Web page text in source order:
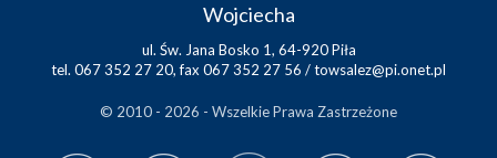
Wojciecha
ul. Św. Jana Bosko 1, 64-920 Piła
tel. 067 352 27 20, fax 067 352 27 56 /towsalez@pi.onet.pl
© 2010 - 2026 - Wszelkie Prawa Zastrzeżone